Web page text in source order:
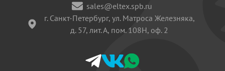
sales@eltex.spb.ru
г. Санкт-Петербург, ул. Матроса Железняка,
д. 57, лит. А, пом. 108Н, оф. 2